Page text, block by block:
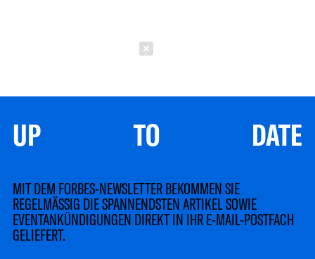
UP TO DATE
MIT DEM FORBES-NEWSLETTER BEKOMMEN SIE
REGELMÄSSIG DIE SPANNENDSTEN ARTIKEL SOWIE
EVENTANKÜNDIGUNGEN DIREKT IN IHR E-MAIL-POSTFACH
GELIEFERT.